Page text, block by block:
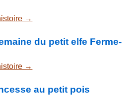
→
du petit elfe Ferme-
→
au petit pois